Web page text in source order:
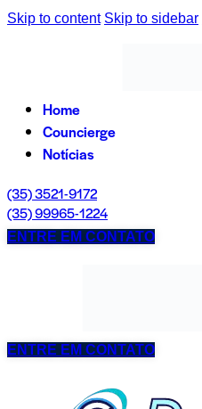
Skip to content Skip to sidebar
Home
Councierge
Notícias
(35) 3521-9172
(35) 99965-1224
ENTRE EM CONTATO
ENTRE EM CONTATO